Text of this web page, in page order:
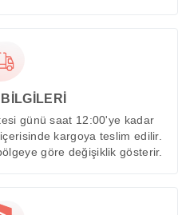
günü saat 12:00'ye kadar
kargoya teslim edilir.
göre değişiklik gösterir.